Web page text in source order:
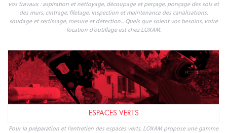
vos travaux : aspiration et nettoyage, découpage et perçage, ponçage des sols et
des murs, cintrage, filetage, inspection et maintenance des canalisations,
soudage et sertissage, mesure et détection... Quels que soient vos besoins, votre
location d'outillage est chez LOXAM.
ESPACES VERTS
Pour la préparation et l'entretien des espaces verts, LOXAM propose une gamme